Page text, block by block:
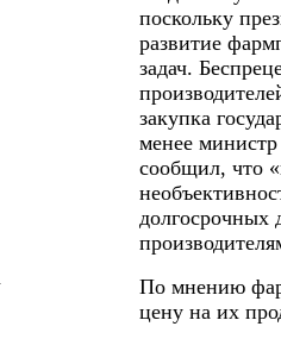
поскольку
развитие
задач.
закупка
менее
сообщил, что
долгосрочных
По мнению
цену на их